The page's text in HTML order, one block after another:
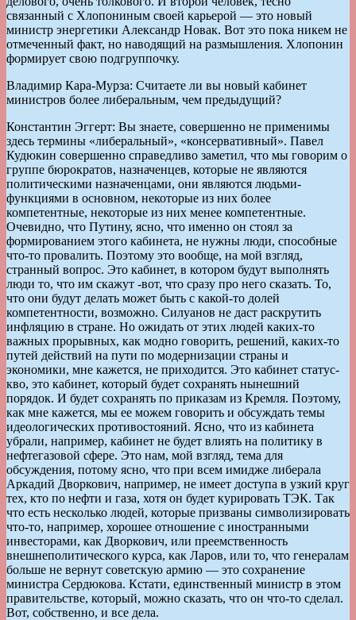
связанный с Хлопониным своей карьерой — это новый
министр энергетики Александр Новак. Вот это пока никем не
отмеченный факт, но наводящий на размышления. Хлопонин
формирует свою подгруппочку.
Владимир Кара-Мурза: Считаете ли вы новый кабинет
министров более либеральным, чем предыдущий?
Константин Эггерт: Вы знаете, совершенно не применимы
здесь термины «либеральный», «консервативный». Павел
Кудюкин совершенно справедливо заметил, что мы говорим о
группе бюрократов, назначенцев, которые не являются
политическими назначенцами, они являются людьми-
функциями в основном, некоторые из них более
компетентные, некоторые из них менее компетентные.
Очевидно, что Путину, ясно, что именно он стоял за
формированием этого кабинета, не нужны люди, способные
что-то провалить. Поэтому это вообще, на мой взгляд,
странный вопрос. Это кабинет, в котором будут выполнять
люди то, что им скажут -вот, что сразу про него сказать. То,
что они будут делать может быть с какой-то долей
компетентности, возможно. Силуанов не даст раскрутить
инфляцию в стране. Но ожидать от этих людей каких-то
важных прорывных, как модно говорить, решений, каких-то
путей действий на пути по модернизации страны и
экономики, мне кажется, не приходится. Это кабинет статус-
кво, это кабинет, который будет сохранять нынешний
порядок. И будет сохранять по приказам из Кремля. Поэтому,
как мне кажется, мы ее можем говорить и обсуждать темы
идеологических противостояний. Ясно, что из кабинета
убрали, например, кабинет не будет влиять на политику в
нефтегазовой сфере. Это нам, мой взгляд, тема для
обсуждения, потому ясно, что при всем имидже либерала
Аркадий Дворкович, например, не имеет доступа в узкий круг
тех, кто по нефти и газа, хотя он будет курировать ТЭК. Так
что есть несколько людей, которые призваны символизировать
что-то, например, хорошее отношение с иностранными
инвесторами, как Дворкович, или преемственность
внешнеполитического курса, как Ларов, или то, что генералам
больше не вернут советскую армию — это сохранение
министра Сердюкова. Кстати, единственный министр в этом
правительстве, который, можно сказать, что он что-то сделал.
Вот, собственно, и все дела.